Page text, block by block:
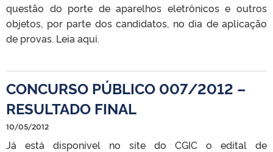
questão do porte de aparelhos eletrônicos e outros
objetos, por parte dos candidatos, no dia de aplicação
de provas. Leia aqui.
CONCURSO PÚBLICO 007/2012 –
RESULTADO FINAL
10/05/2012
Já está disponível no site do CGIC o edital de